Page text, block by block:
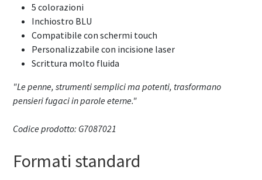
5 colorazioni
Inchiostro BLU
Compatibile con schermi touch
Personalizzabile con incisione laser
Scrittura molto fluida
"Le penne, strumenti semplici ma potenti, trasformano
pensieri fugaci in parole eterne."
Codice prodotto: G7087021
Formati standard